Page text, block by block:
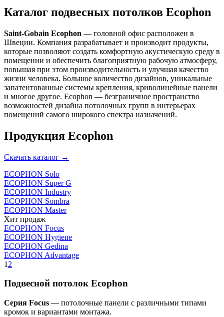
Каталог подвесных потолков Ecophon
Saint-Gobain Ecophon — головной офис расположен в
Швеции. Компания разрабатывает и производит продукты,
которые позволяют создать комфортную акустическую среду в
помещении и обеспечить благоприятную рабочую атмосферу,
повышая при этом производительность и улучшая качество
жизни человека. Большое количество дизайнов, уникальные
запатентованные системы крепления, криволинейные панели
и многое другое. Ecophon — безграничное пространство
возможностей дизайна потолочных групп в интерьерах
помещений самого широкого спектра назначений.
Продукция Ecophon
Скачать каталог →
ECOPHON Solo
ECOPHON Super G
ECOPHON Industry
ECOPHON Sombra
ECOPHON Master
Хит продаж
ECOPHON Focus
ECOPHON Hygiene
ECOPHON Gedina
ECOPHON Advantage
1 2
Подвесной потолок Ecophon
Серия Focus — потолочные панели с различными типами
кромок и вариантами монтажа.